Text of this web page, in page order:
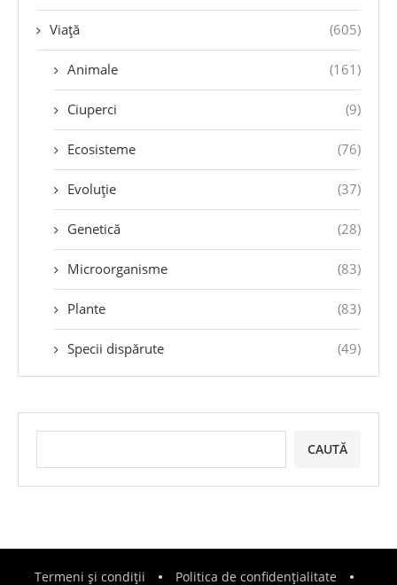
Viață (605)
Animale (161)
Ciuperci (9)
Ecosisteme (76)
Evoluție (37)
Genetică (28)
Microorganisme (83)
Plante (83)
Specii dispărute (49)
CAUTĂ
Termeni și condiții Politica de confidențialitate